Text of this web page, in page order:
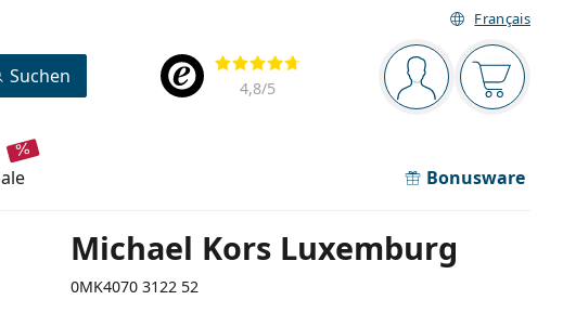
Français
Navigationsleiste
Sie sind Der
Bewertung
4,8/5
Suchen
sale Bonusware
Michael Kors Luxemburg
0MK4070 3122 52